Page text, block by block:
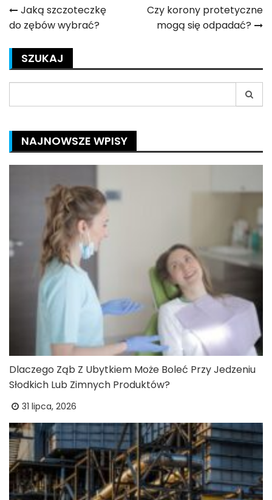
Nawigacja
wpisu
Jaką szczoteczkę
do zębów wybrać?
Czy korony protetyczne
mogą się odpadać?
SZUKAJ
for:
NAJNOWSZE WPISY
Dlaczego Ząb Z Ubytkiem Może Boleć Przy Jedzeniu
Słodkich Lub Zimnych Produktów?
31 lipca, 2026